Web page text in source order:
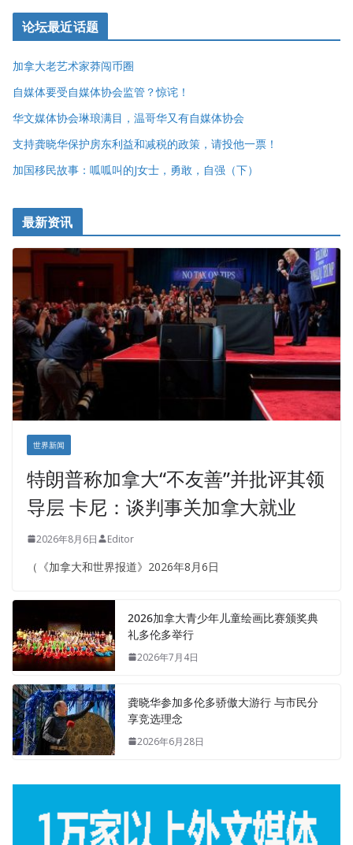
论坛最近话题
加拿大老艺术家莽闯币圈
自媒体要受自媒体协会监管？惊诧！
华文媒体协会琳琅满目，温哥华又有自媒体协会
支持龚晓华保护房东利益和减税的政策，请投他一票！
加国移民故事：呱呱叫的J女士，勇敢，自强（下）
最新资讯
世界新闻
特朗普称加拿大“不友善”并批评其领
导层 卡尼：谈判事关加拿大就业
2026年8月6日 Editor
（《加拿大和世界报道》2026年8月6日
2026加拿大青少年儿童绘画比赛颁奖典
礼多伦多举行
2026年7月4日
龚晓华参加多伦多骄傲大游行 与市民分
享竞选理念
2026年6月28日